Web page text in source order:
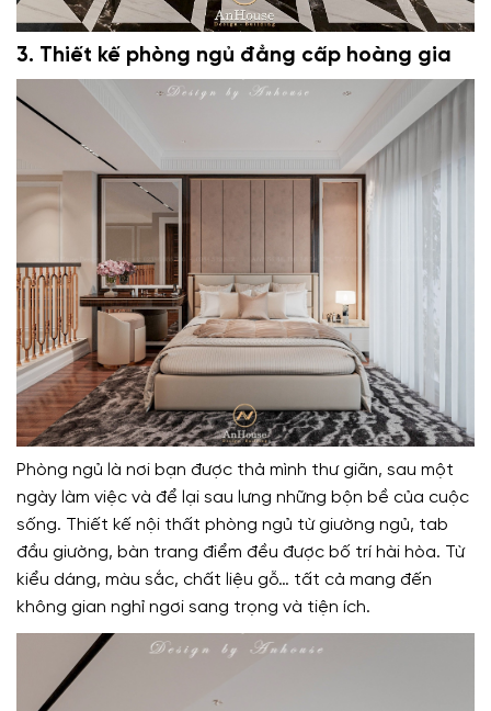
3. Thiết kế phòng ngủ đẳng cấp hoàng gia
Phòng ngủ là nơi bạn được thả mình thư giãn, sau một
ngày làm việc và để lại sau lưng những bộn bề của cuộc
sống. Thiết kế nội thất phòng ngủ từ giường ngủ, tab
đầu giường, bàn trang điểm đều được bố trí hài hòa. Từ
kiểu dáng, màu sắc, chất liệu gỗ… tất cả mang đến
không gian nghỉ ngơi sang trọng và tiện ích.